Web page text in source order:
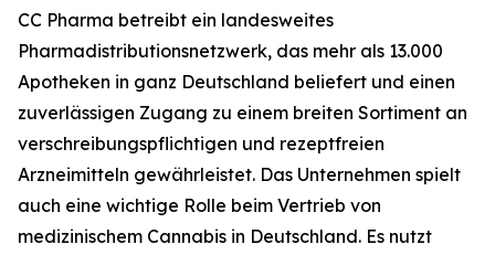
CC Pharma betreibt ein landesweites
Pharmadistributionsnetzwerk, das mehr als 13.000
Apotheken in ganz Deutschland beliefert und einen
zuverlässigen Zugang zu einem breiten Sortiment an
verschreibungspflichtigen und rezeptfreien
Arzneimitteln gewährleistet. Das Unternehmen spielt
auch eine wichtige Rolle beim Vertrieb von
medizinischem Cannabis in Deutschland. Es nutzt